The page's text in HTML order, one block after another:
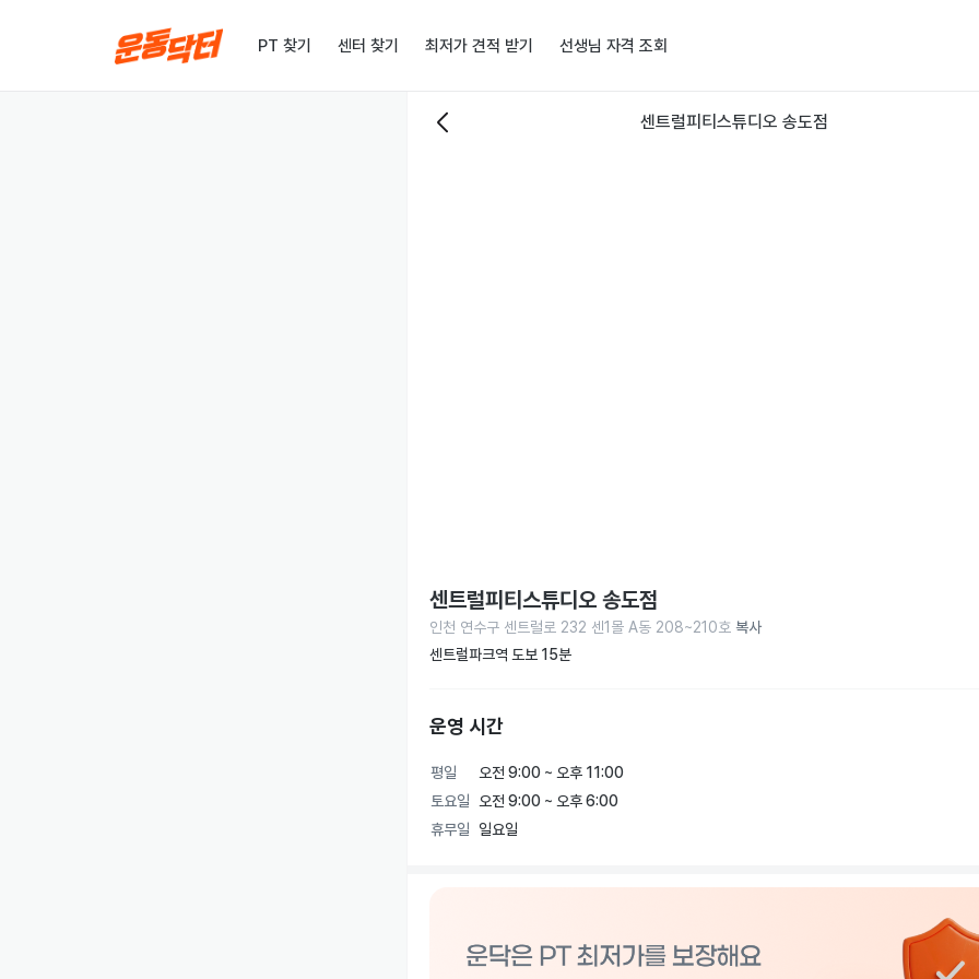
PT 찾기 센터 찾기 최저가 견적 받기 선생님 자격 조회
센트럴피티스튜디오 송도점
센트럴피티스튜디오 송도점
인천 연수구 센트럴로 232 센1몰 A동 208~210호 복사
센트럴파크역 도보 15분
운영 시간
평일
오전 9:00 ~ 오후 11:00
토요일
오전 9:00 ~ 오후 6:00
휴무일
일요일